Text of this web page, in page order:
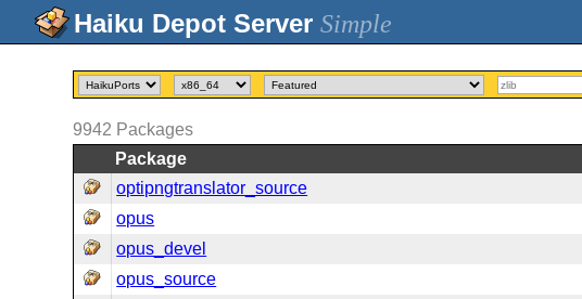
Simple
9942 Packages
Package
optipngtranslator_source
opus
opus_devel
opus_source